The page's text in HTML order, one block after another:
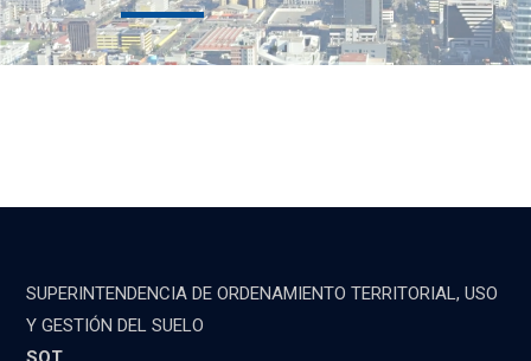
SUPERINTENDENCIA DE ORDENAMIENTO TERRITORIAL, USO
Y GESTIÓN DEL SUELO